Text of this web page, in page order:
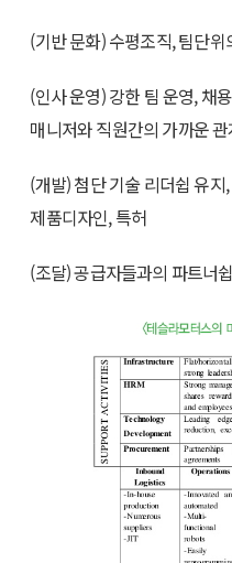
(기반 문화) 수평조직, 팀단
(인사 운영) 강한 팀 운영, 채
매니저와 직원간의 가까운 관
(개발) 첨단 기술 리더쉽 유
제품디자인, 특허
(조달) 공급자들과의 파트너